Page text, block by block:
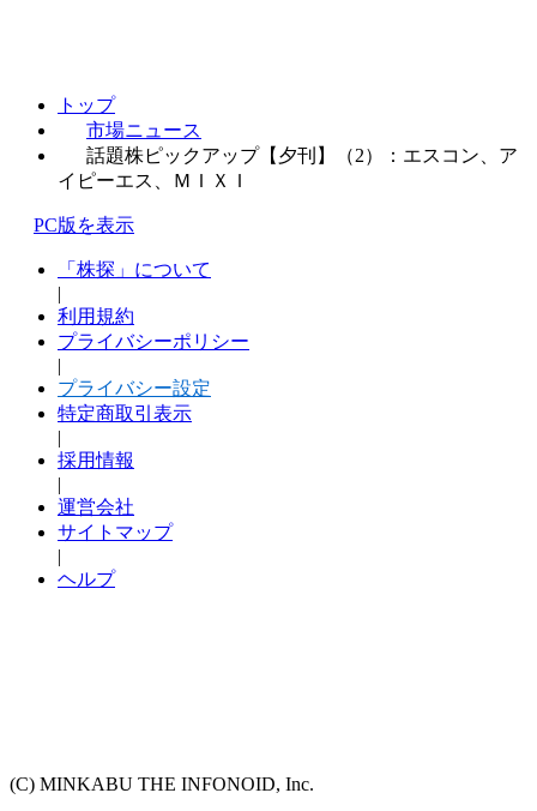
トップ
市場ニュース
話題株ピックアップ【夕刊】（2）：エスコン、ア
イピーエス、ＭＩＸＩ
PC版を表示
「株探」について
|
利用規約
プライバシーポリシー
|
プライバシー設定
特定商取引表示
|
採用情報
|
運営会社
サイトマップ
|
ヘルプ
(C) MINKABU THE INFONOID, Inc.